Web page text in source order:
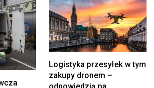
Logistyka przesyłek w tym
zakupy dronem –